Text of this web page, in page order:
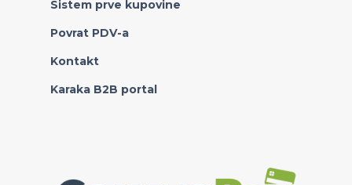
Sistem prve kupovine
Povrat PDV-a
Kontakt
Karaka B2B portal